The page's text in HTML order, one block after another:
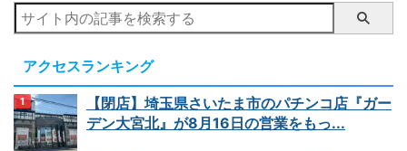
アクセスランキング
【閉店】埼玉県さいたま市のパチンコ店『ガー
デン大宮北』が8月16日の営業をもっ...